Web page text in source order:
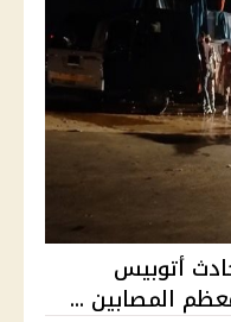
13 في حادث أتوبيس
المصابين ...